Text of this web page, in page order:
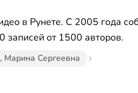
в Рунете. С 2005 года
от 1500 авторов.
Марина Сергеевна